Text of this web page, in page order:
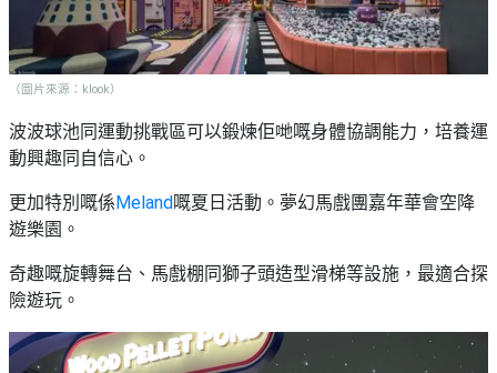
（圖片來源：klook）
波波球池同運動挑戰區可以鍛煉佢哋嘅身體協調能力，培養運
動興趣同自信心。
更加特別嘅係 Meland 嘅夏日活動。夢幻馬戲團嘉年華會空降
遊樂園。
奇趣嘅旋轉舞台、馬戲棚同獅子頭造型滑梯等設施，最適合探
險遊玩。